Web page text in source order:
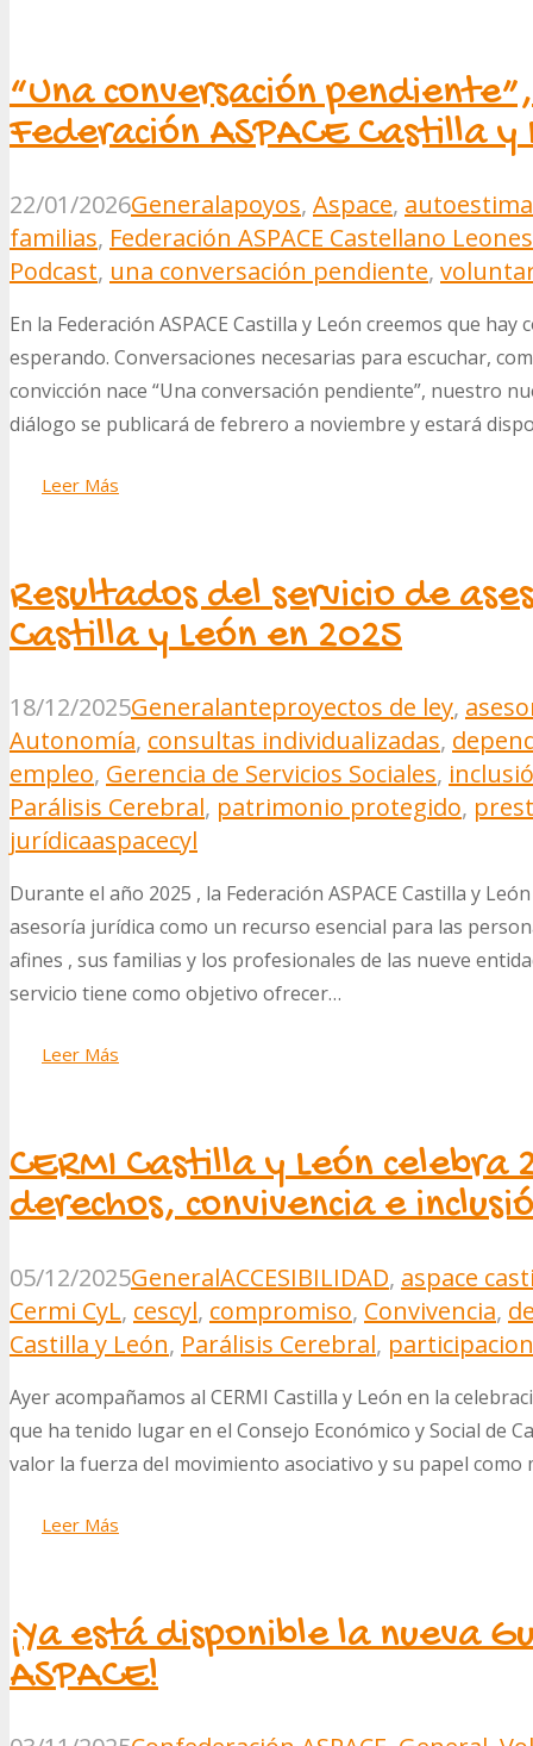
“Una conversación
Federación ASPACE Castilla y
22/01/2026Generalapoyos, Aspace, autoestima
familias, Federación ASPACE Castellano
Podcast, una conversación pendiente,
En la Federación ASPACE Castilla y León creemos que
esperando. Conversaciones necesarias para escuchar,
convicción nace “Una conversación pendiente”, nuestro
diálogo se publicará de febrero a noviembre y estará
Leer Más
Resultados del servicio de
Castilla y León en 2025
18/12/2025Generalanteproyectos de ley,
Autonomía, consultas individualizadas,
empleo, Gerencia de Servicios Sociales,
Parálisis Cerebral, patrimonio protegido,
jurídicaaspacecyl
Durante el año 2025 , la Federación ASPACE Castilla y
asesoría jurídica como un recurso esencial para las
afines , sus familias y los profesionales de las nueve
servicio tiene como objetivo ofrecer…
Leer Más
CERMI Castilla y León celebra
derechos, convivencia e
05/12/2025GeneralACCESIBILIDAD, aspace
Cermi CyL, cescyl, compromiso, Convivencia,
Castilla y León, Parálisis Cerebral,
Ayer acompañamos al CERMI Castilla y León en la
que ha tenido lugar en el Consejo Económico y Social de
valor la fuerza del movimiento asociativo y su papel como
Leer Más
¡Ya está disponible la nueva
ASPACE!